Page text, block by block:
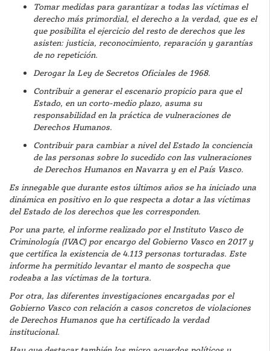
Tomar medidas para garantizar a todas las víctimas el
derecho más primordial, el derecho a la verdad, que es el
que posibilita el ejercicio del resto de derechos que les
asisten: justicia, reconocimiento, reparación y garantías
de no repetición.
Derogar la Ley de Secretos Oficiales de 1968.
Contribuir a generar el escenario propicio para que el
Estado, en un corto-medio plazo, asuma su
responsabilidad en la práctica de vulneraciones de
Derechos Humanos.
Contribuir para cambiar a nivel del Estado la conciencia
de las personas sobre lo sucedido con las vulneraciones
de Derechos Humanos en Navarra y en el País Vasco.
Es innegable que durante estos últimos años se ha iniciado una
dinámica en positivo en lo que respecta a dotar a las víctimas
del Estado de los derechos que les corresponden.
Por una parte, el informe realizado por el Instituto Vasco de
Criminología (IVAC) por encargo del Gobierno Vasco en 2017 y
que certifica la existencia de 4.113 personas torturadas. Este
informe ha permitido levantar el manto de sospecha que
rodeaba a las víctimas de la tortura.
Por otra, las diferentes investigaciones encargadas por el
Gobierno Vasco con relación a casos concretos de violaciones
de Derechos Humanos que ha certificado la verdad
institucional.